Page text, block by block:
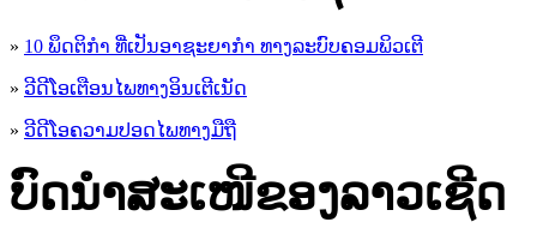
» 10 ພຶດຕິກໍາ ທີ່ເປັນອາຊະຍາກໍາ ທາງລະບົບຄອມພິວເຕີ
» ວີດີໂອເຕືອນໄພທາງອິນເຕີເນັດ
» ວ​ີ​ດີ​ໂອ​ຄວາມ​ປອດ​ໄພ​ທາງ​ມື​ຖື
ບົດນຳສະເໜີຂອງລາວເຊີດ